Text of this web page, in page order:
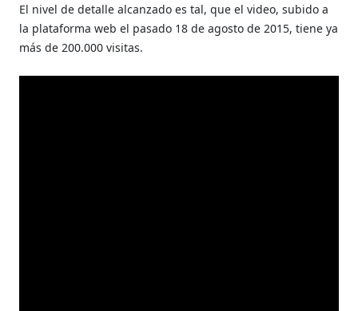
El nivel de detalle alcanzado es tal, que el video, subido a
la plataforma web el pasado 18 de agosto de 2015, tiene ya
más de 200.000 visitas.